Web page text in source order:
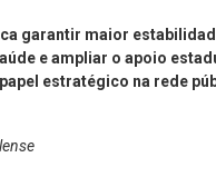
garantir maior
e ampliar o apoio
estratégico na rede